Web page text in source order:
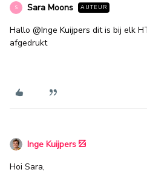
S Sara Moons AUTEUR
Hallo @Inge Kuijpers dit is bij elk
afgedrukt
Inge Kuijpers
Hoi Sara,